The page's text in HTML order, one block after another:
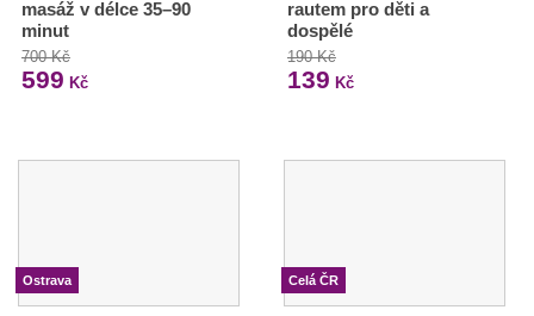
masáž v délce 35–90
minut
700 Kč
599 Kč
rautem pro děti a
dospělé
190 Kč
139 Kč
Ostrava Celá ČR